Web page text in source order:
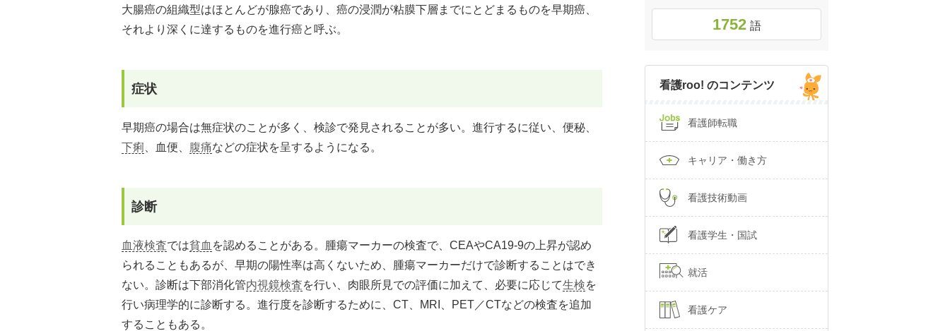
大腸癌の組織型はほとんどが腺癌であり、癌の浸潤が粘膜下層までにとどまるものを早期癌、
それより深くに達するものを進行癌と呼ぶ。
症状
早期癌の場合は無症状のことが多く、検診で発見されることが多い。進行するに従い、便秘、
下痢 、血便、 腹痛などの症状を呈するようになる。
診断
血液検査では貧血 を認めることがある。腫瘍マーカーの検査で、CEAやCA19-9の上昇が認め
られることもあるが、早期の陽性率は高くないため、腫瘍マーカーだけで診断することはでき
ない。診断は下部消化管内視鏡検査を行い、肉眼所見での評価に加えて、必要に応じて生検を
行い病理学的に診断する。進行度を診断するために、CT、MRI、PET／CTなどの検査を追加
することもある。
1752 語
看護roo! のコンテンツ
看護師転職
キャリア・働き方
看護技術動画
看護学生・国試
就活
看護ケア